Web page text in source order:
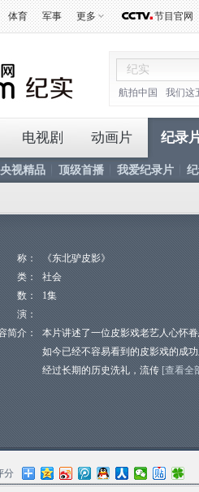
体育 军事 更多 节目官网
航拍中国 我们这
电视剧 动画片 纪录
央视精品 顶级首播 我爱纪录片
称：
《东北驴皮影》
类：
社会
数：
1集
演：
简介：
本片讲述了一位皮影戏老艺人心怀
如今已经不容易看到的皮影戏的成
经过长期的历史洗礼，流传 [查看全
分